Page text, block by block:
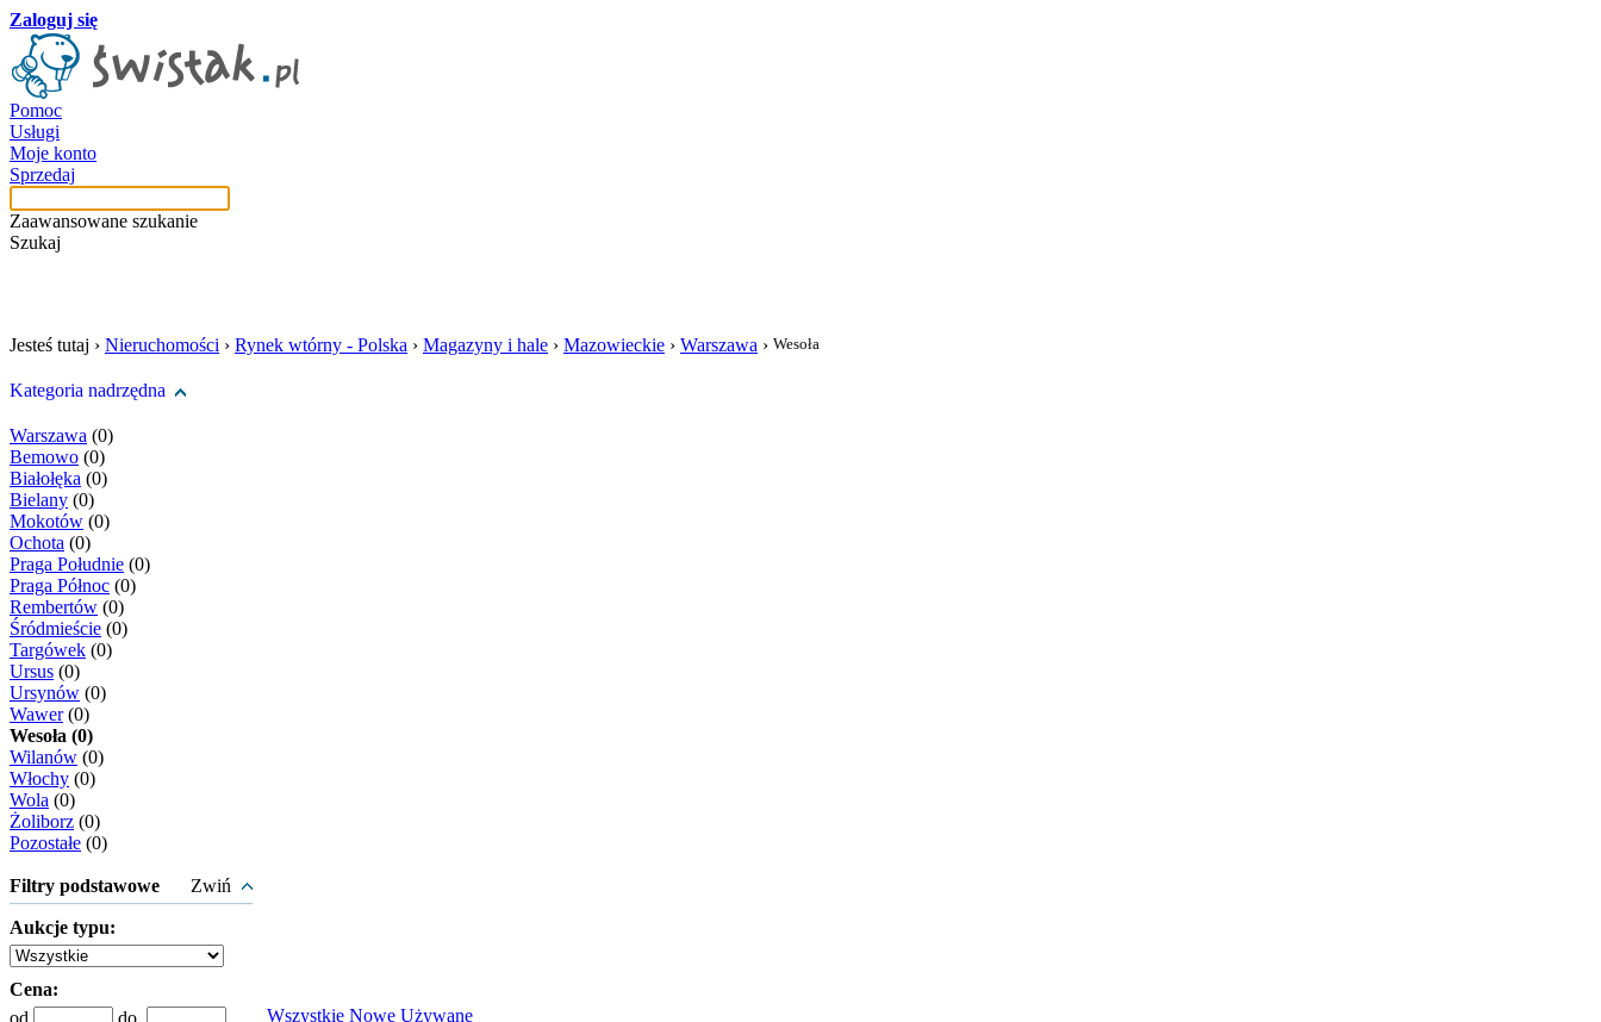
Zaloguj się
Pomoc
Usługi
Moje konto
Sprzedaj
Zaawansowane szukanie
Szukaj
Jesteś tutaj › Nieruchomości › Rynek wtórny - Polska › Magazyny i hale › Mazowieckie › Warszawa › Wesoła
Kategoria nadrzędna
Warszawa (0)
Bemowo (0)
Białołęka (0)
Bielany (0)
Mokotów (0)
Ochota (0)
Praga Południe (0)
Praga Północ (0)
Rembertów (0)
Śródmieście (0)
Targówek (0)
Ursus (0)
Ursynów (0)
Wawer(0)
Wesoła (0)
Wilanów (0)
Włochy (0)
Wola (0)
Żoliborz (0)
Pozostałe (0)
Filtry podstawowe Zwiń
Aukcje typu:
Cena:
od
do
Wszystkie Nowe Używane